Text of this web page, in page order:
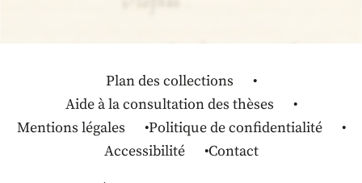
Plan des collections
Aide à la consultation des thèses
Mentions légales
Politique de confidentialité
Accessibilité
Contact